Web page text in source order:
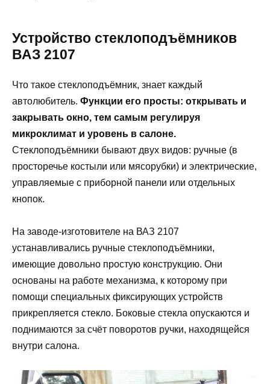
Устройство стеклоподъёмников
ВАЗ 2107
Что такое стеклоподъёмник, знает каждый
автолюбитель. Функции его просты: открывать и
закрывать окно, тем самым регулируя
микроклимат и уровень в салоне.
Стеклоподъёмники бывают двух видов: ручные (в
просторечье костыли или мясорубки) и электрические,
управляемые с приборной панели или отдельных
кнопок.
На заводе-изготовителе на ВАЗ 2107
устанавливались ручные стеклоподъёмники,
имеющие довольно простую конструкцию. Они
основаны на работе механизма, к которому при
помощи специальных фиксирующих устройств
прикрепляется стекло. Боковые стекла опускаются и
поднимаются за счёт поворотов ручки, находящейся
внутри салона.